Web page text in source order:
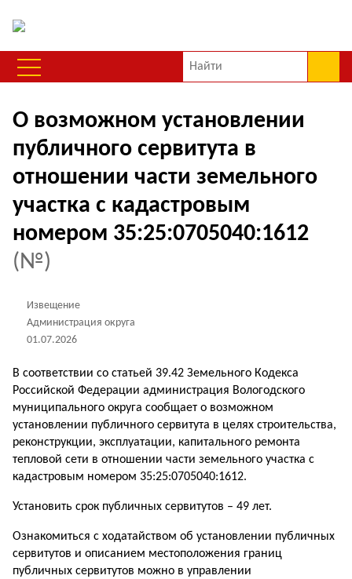
О возможном установлении
публичного сервитута в
отношении части земельного
участка с кадастровым
номером 35:25:0705040:1612
(№)
Извещение
Администрация округа
01.07.2026
В соответствии со статьей 39.42 Земельного Кодекса
Российской Федерации администрация Вологодского
муниципального округа сообщает о возможном
установлении публичного сервитута в целях строительства,
реконструкции, эксплуатации, капитального ремонта
тепловой сети в отношении части земельного участка с
кадастровым номером 35:25:0705040:1612.
Установить срок публичных сервитутов – 49 лет.
Ознакомиться с ходатайством об установлении публичных
сервитутов и описанием местоположения границ
публичных сервитутов можно в управлении